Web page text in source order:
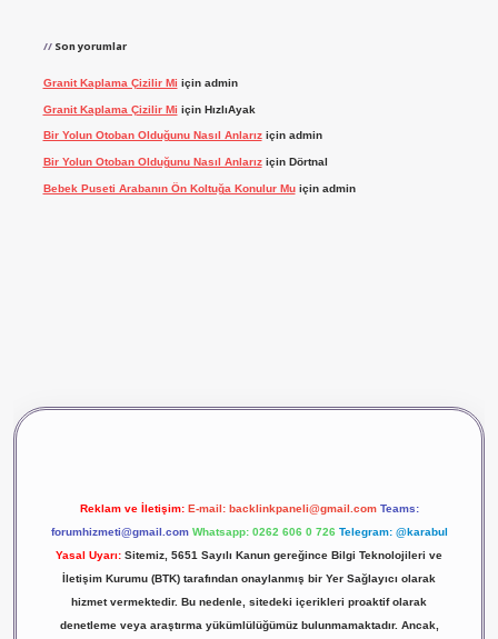
Son yorumlar
Granit Kaplama Çizilir Mi için admin
Granit Kaplama Çizilir Mi için HızlıAyak
Bir Yolun Otoban Olduğunu Nasıl Anlarıziçin admin
Bir Yolun Otoban Olduğunu Nasıl Anlarıziçin Dörtnal
Bebek Puseti Arabanın Ön Koltuğa Konulur Muiçin admin
Reklam ve İletişim: E-mail: backlinkpaneli@gmail.com Teams:
forumhizmeti@gmail.com Whatsapp: 0262 606 0 726 Telegram: @karabul
Yasal Uyarı: Sitemiz, 5651 Sayılı Kanun gereğince Bilgi Teknolojileri ve
İletişim Kurumu (BTK) tarafından onaylanmış bir Yer Sağlayıcı olarak
hizmet vermektedir. Bu nedenle, sitedeki içerikleri proaktif olarak
denetleme veya araştırma yükümlülüğümüz bulunmamaktadır. Ancak,